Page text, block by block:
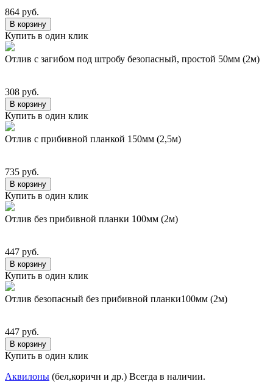
864 руб.
В корзину
Купить в один клик
Отлив с загибом под штробу безопасный, простой 50мм (2м)
308 руб.
В корзину
Купить в один клик
Отлив с прибивной планкой 150мм (2,5м)
735 руб.
В корзину
Купить в один клик
Отлив без прибивной планки 100мм (2м)
447 руб.
В корзину
Купить в один клик
Отлив безопасный без прибивной планки100мм (2м)
447 руб.
В корзину
Купить в один клик
Аквилоны (бел,коричн и др.) Всегда в наличии.